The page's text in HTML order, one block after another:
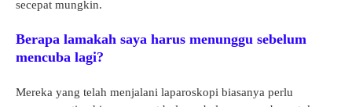
secepat mungkin.
Berapa lamakah saya harus menunggu sebelum
mencuba lagi?
Mereka yang telah menjalani laparoskopi biasanya perlu